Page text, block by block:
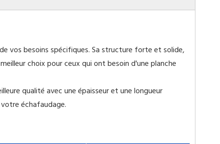
vos besoins spécifiques. Sa structure forte et solide,
choix pour ceux qui ont besoin d'une planche
qualité avec une épaisseur et une longueur
échafaudage.